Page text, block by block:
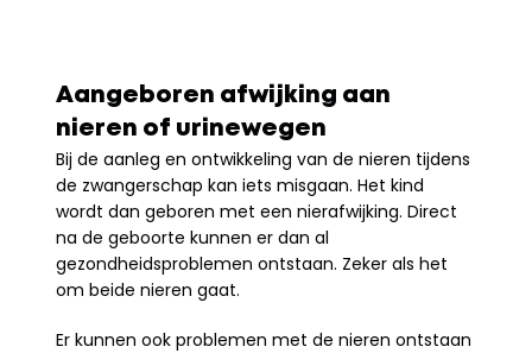
Aangeboren afwijking aan
nieren of urinewegen
Bij de aanleg en ontwikkeling van de nieren tijdens
de zwangerschap kan iets misgaan. Het kind
wordt dan geboren met een nierafwijking. Direct
na de geboorte kunnen er dan al
gezondheidsproblemen ontstaan. Zeker als het
om beide nieren gaat.
Er kunnen ook problemen met de nieren ontstaan